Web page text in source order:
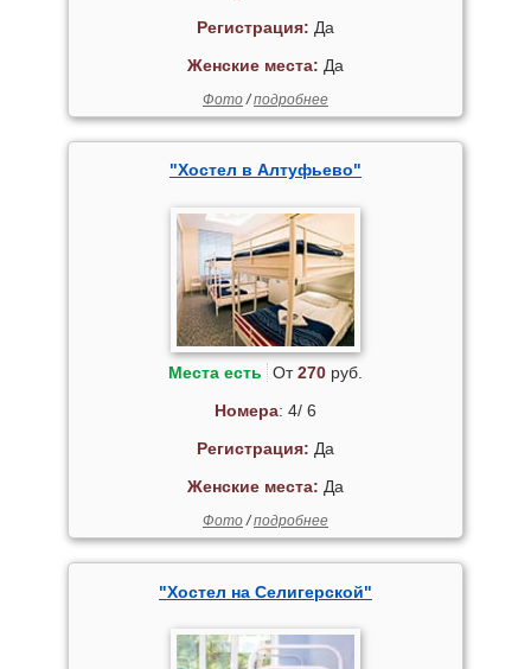
Регистрация: Да
Женские места: Да
Фото/подробнее
"Хостел в Алтуфьево"
Места есть От270руб.
Номера: 4/ 6
Регистрация: Да
Женские места: Да
Фото/подробнее
"Хостел на Селигерской"